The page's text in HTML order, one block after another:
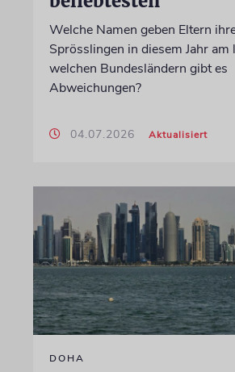
Welche Namen geben Eltern
Sprösslingen in diesem Jahr am
welchen Bundesländern gibt es
Abweichungen?
04.07.2026 Aktualisiert
DOHA